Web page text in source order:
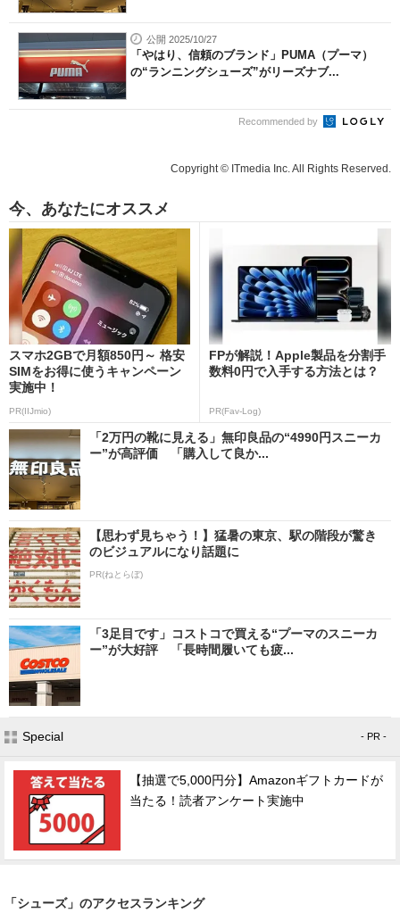
公開 2025/10/27
「やはり、信頼のブランド」PUMA（プーマ）
の“ランニングシューズ”がリーズナブ...
Recommended by
Copyright © ITmedia Inc. All Rights Reserved.
今、あなたにオススメ
スマホ2GBで月額850円～ 格安
SIMをお得に使うキャンペーン
実施中！
PR(IIJmio)
FPが解説！Apple製品を分割手
数料0円で入手する方法とは？
PR(Fav-Log)
「2万円の靴に見える」無印良品の“4990円スニーカ
ー”が高評価 「購入して良か...
【思わず見ちゃう！】猛暑の東京、駅の階段が驚き
のビジュアルになり話題に
PR(ねとらぼ)
「3足目です」コストコで買える“プーマのスニーカ
ー”が大好評 「長時間履いても疲...
Special - PR -
【抽選で5,000円分】Amazonギフトカードが
当たる！読者アンケート実施中
「シューズ」のアクセスランキング